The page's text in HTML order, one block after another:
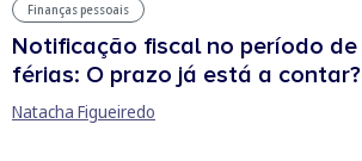
Finanças pessoais
Notificação fiscal no período de
férias: O prazo já está a contar?
Natacha Figueiredo